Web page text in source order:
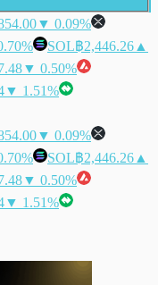
▼ 0.09%
SOL฿2,446.26 ▲
▼ 0.50%
▼ 1.51%
▼ 0.09%
SOL฿2,446.26 ▲
▼ 0.50%
▼ 1.51%